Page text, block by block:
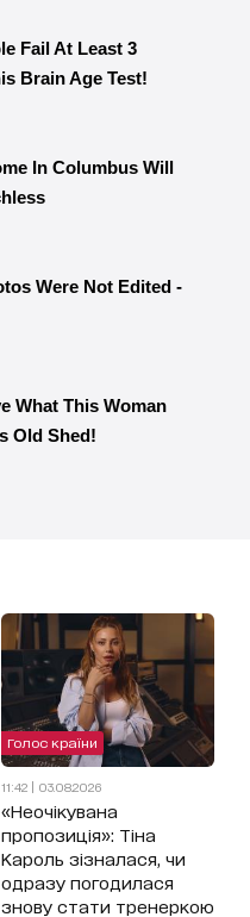
Голос країни
11:42 | 03.08.2026
«Неочікувана
пропозиція»: Тіна
Кароль зізналася, чи
одразу погодилася
знову стати тренеркою